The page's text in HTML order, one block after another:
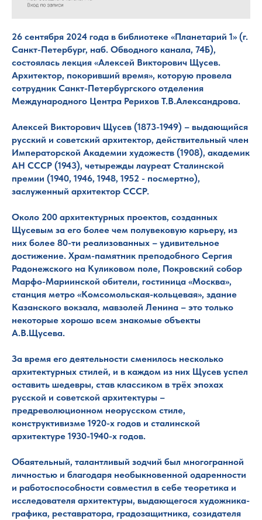
26 сентября 2024 года в библиотеке «Планетарий 1» (г.
Санкт-Петербург, наб. Обводного канала, 74Б),
состоялась лекция «Алексей Викторович Щусев.
Архитектор, покоривший время», которую провела
сотрудник Санкт-Петербургского отделения
Международного Центра Рерихов Т.В.Александрова.
Алексей Викторович Щусев (1873-1949) – выдающийся
русский и советский архитектор, действительный член
Императорской Академии художеств (1908), академик
АН СССР (1943), четырежды лауреат Сталинской
премии (1940, 1946, 1948, 1952 - посмертно),
заслуженный архитектор СССР.
Около 200 архитектурных проектов, созданных
Щусевым за его более чем полувековую карьеру, из
них более 80-ти реализованных – удивительное
достижение. Храм-памятник преподобного Сергия
Радонежского на Куликовом поле, Покровский собор
Марфо-Мариинской обители, гостиница «Москва»,
станция метро «Комсомольская-кольцевая», здание
Казанского вокзала, мавзолей Ленина – это только
некоторые хорошо всем знакомые объекты
А.В.Щусева.
За время его деятельности сменилось несколько
архитектурных стилей, и в каждом из них Щусев успел
оставить шедевры, став классиком в трёх эпохах
русской и советской архитектуры –
предреволюционном неорусском стиле,
конструктивизме 1920-х годов и сталинской
архитектуре 1930-1940-х годов.
Обаятельный, талантливый зодчий был многогранной
личностью и благодаря необыкновенной одаренности
и работоспособности совместил в себе теоретика и
исследователя архитектуры, выдающегося художника-
графика, реставратора, градозащитника, созидателя